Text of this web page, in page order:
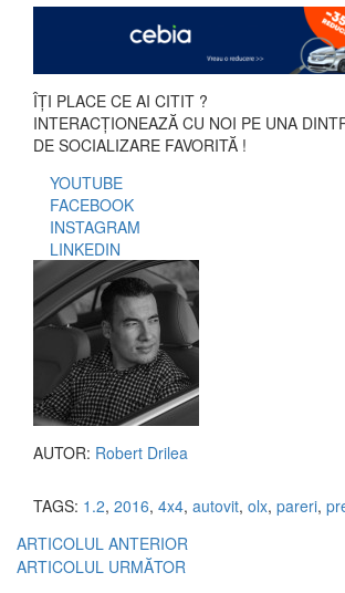
ÎȚI PLACE CE AI CITIT ?
INTERACȚIONEAZĂ CU NOI PE UNA
DE SOCIALIZARE FAVORITĂ !
YOUTUBE
FACEBOOK
INSTAGRAM
LINKEDIN
AUTOR: Robert Drilea
TAGS: 1.2, 2016, 4x4, autovit, olx, pareri,
ARTICOLUL ANTERIOR
ARTICOLUL URMĂTOR